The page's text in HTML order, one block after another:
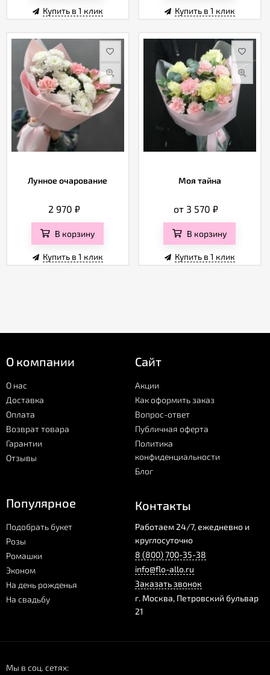
Купить в 1 клик Купить в 1 клик
Лунное очарование
2 970 ₽
В корзину
Купить в 1 клик
Моя тайна
от 3 570₽
В корзину
Купить в 1 клик
О компании
О нас
Доставка
Оплата
Возврат товара
Гарантии
Отзывы
Сайт
Акции
Как оформить заказ
Вопрос-ответ
Публичная оферта
Политика
конфиденциальности
Блог
Популярное
Подобрать букет
Розы
Ромашки
Эконом
На день рожденья
На свадьбу
Контакты
Работаем 24/7, ежедневно и
круглосуточно
8 (800) 700-35-38
info@flo-allo.ru
Заказать звонок
г. Москва, Петровский бульвар
21
Мы в соц. сетях